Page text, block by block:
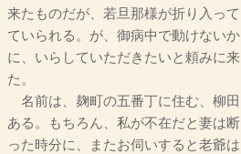
来たものだが、若旦那様が折り入っ
ていられる。が、御病中で動けない
に、いらしていただきたいと頼みに
た。
名前は、麹町の五番丁に住む、柳
ある。もちろん、私が不在だと妻は
った時分に、またお伺いすると老爺